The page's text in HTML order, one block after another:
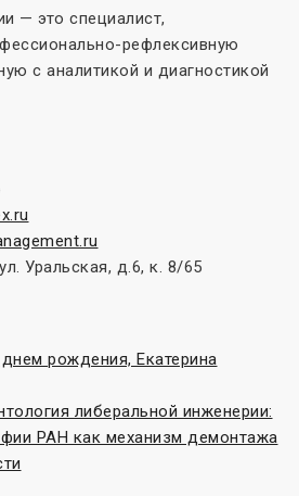
— это специалист,
рефлексивную
с аналитикой и диагностикой
Уральская, д.6, к. 8/65
рождения, Екатерина
либеральной инженерии:
РАН как механизм демонтажа